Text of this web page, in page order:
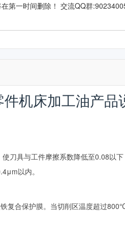
第一时间删除！ 交流QQ群
机床加工油产品
刀具与工件摩擦系数降低至0.08以
以内。
复合保护膜。当切削区温度超过